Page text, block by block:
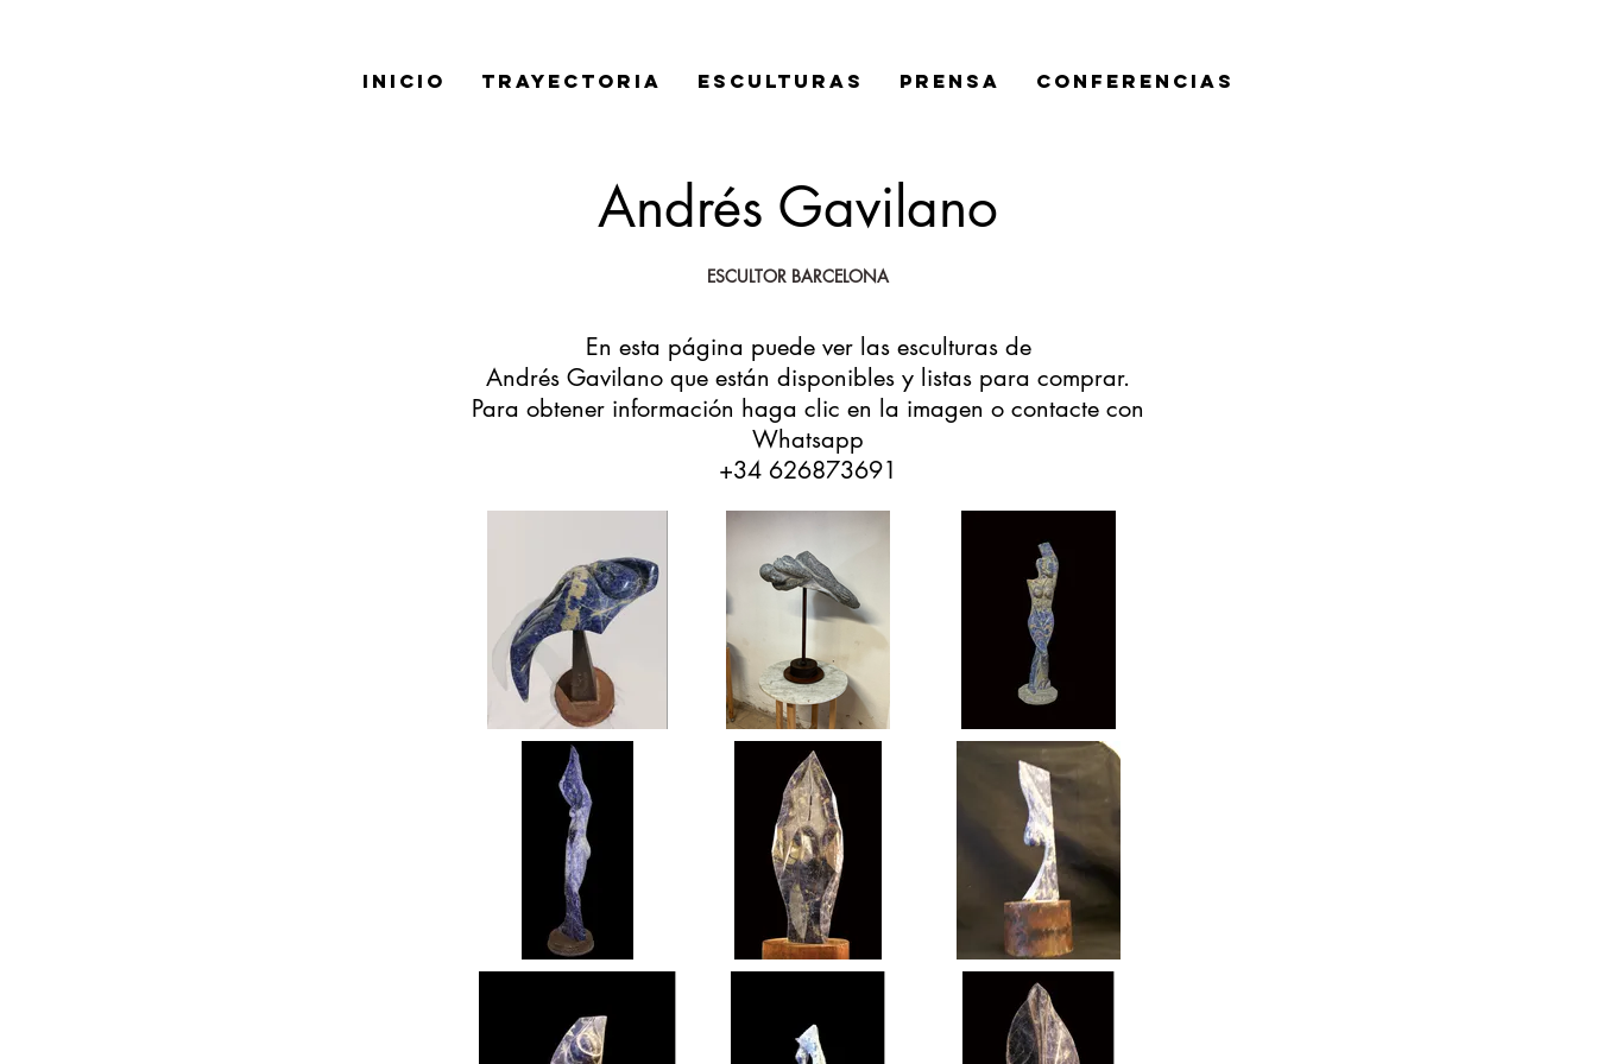
INICIO TRAYECTORIA ESCULTURAS PRENSA Conferencias
Andrés Gavilano
ESCULTOR BARCELONA
En esta página puede ver las esculturas de
Andrés Gavilano que están disponibles y listas para comprar.
Para obtener información haga clic en la imagen o contacte con
Whatsapp
+34 626873691